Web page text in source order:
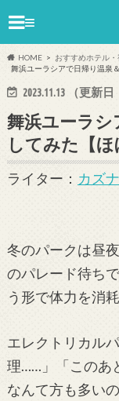
≡
HOME
おすすめホテル
舞浜ユーラシアで日帰り温泉
2023.11.13（更新日
舞浜ユーラシ
してみた【ほ
ライター： カズナ
冬のパークは昼
のパレード待ち
う形で体力を消耗
エレクトリカル
理……」「このあ
なんて方も多い